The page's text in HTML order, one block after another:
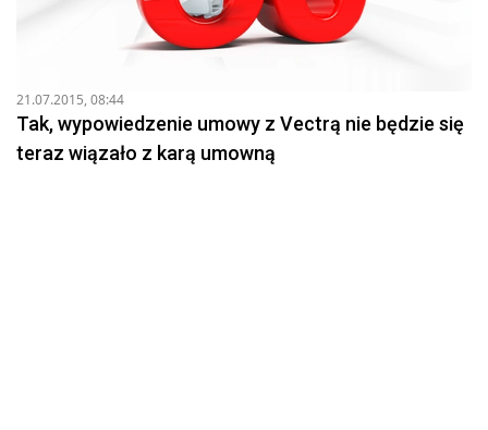
21.07.2015, 08:44
Tak, wypowiedzenie umowy z Vectrą nie będzie się
teraz wiązało z karą umowną